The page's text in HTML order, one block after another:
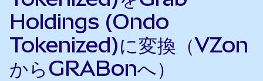
Holdings (Ondo
Tokenized)に変換（VZon
からGRABonへ）